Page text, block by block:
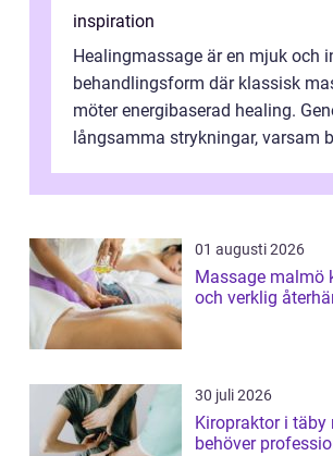
inspiration
Healingmassage är en mjuk och
behandlingsform där klassisk
möter energibaserad healing.
långsamma strykningar, varsam
nervsys...
01 augusti 2026
Massage malmö kunskap, kvalitet
och verklig
30 juli 2026
Kiropraktor i täby när ryggen
behöver